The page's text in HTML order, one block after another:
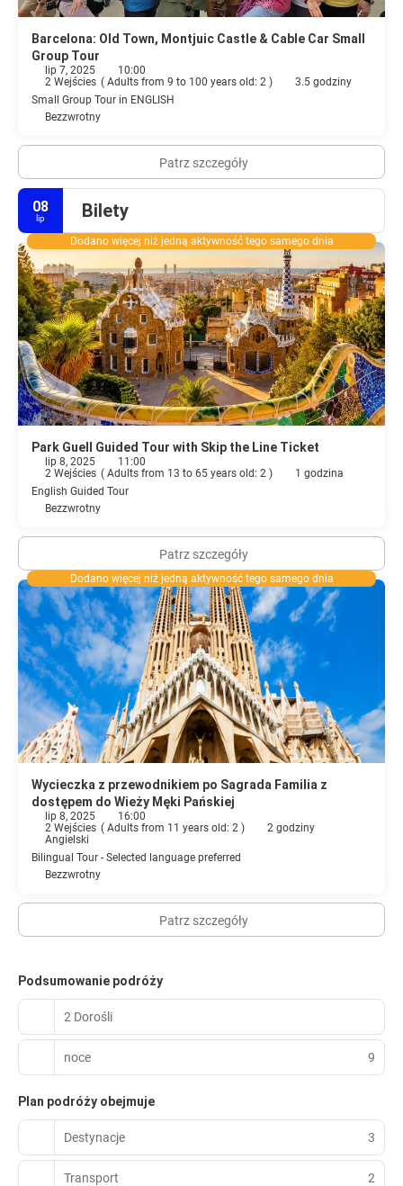
Barcelona: Old Town, Montjuic Castle & Cable Car Small
Group Tour
lip 7, 2025
10:00
2 Wejścies ( Adults from 9 to 100 years old: 2 )
3.5 godziny
Small Group Tour in ENGLISH
Bezzwrotny
Patrz szczegóły
08
lip Bilety
Dodano więcej niż jedną aktywność tego samego dnia
Park Guell Guided Tour with Skip the Line Ticket
lip 8, 2025
11:00
2 Wejścies ( Adults from 13 to 65 years old: 2 )
1 godzina
English Guided Tour
Bezzwrotny
Patrz szczegóły
Dodano więcej niż jedną aktywność tego samego dnia
Wycieczka z przewodnikiem po Sagrada Familia z
dostępem do Wieży Męki Pańskiej
lip 8, 2025
16:00
2 Wejścies ( Adults from 11 years old: 2 )
2 godziny
Angielski
Bilingual Tour - Selected language preferred
Bezzwrotny
Patrz szczegóły
Podsumowanie podróży
2 Dorośli
noce 9
Plan podróży obejmuje
Destynacje 3
Transport 2